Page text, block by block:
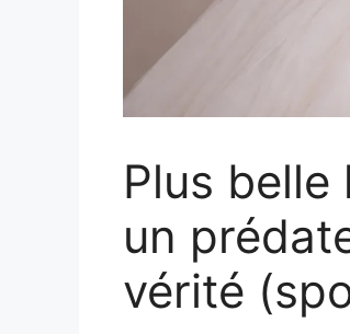
Plus belle
un
vérité